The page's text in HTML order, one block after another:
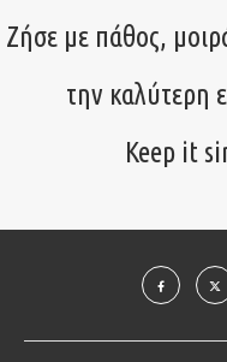
Ζήσε με πάθος,
την καλύτερη
Keep it